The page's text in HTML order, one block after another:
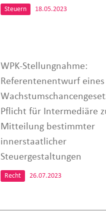
Steuern 18.05.2023
WPK-Stellungnahme:
Referentenentwurf eines
Pflicht für Intermediäre
Mitteilung bestimmter
innerstaatlicher
Steuergestaltungen
Recht 26.07.2023